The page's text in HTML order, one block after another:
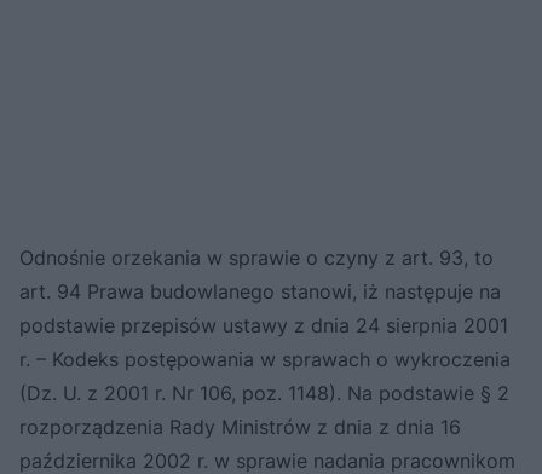
Odnośnie orzekania w sprawie o czyny z art. 93, to
art. 94 Prawa budowlanego stanowi, iż następuje na
podstawie przepisów ustawy z dnia 24 sierpnia 2001
r. – Kodeks postępowania w sprawach o wykroczenia
(Dz. U. z 2001 r. Nr 106, poz. 1148). Na podstawie § 2
rozporządzenia Rady Ministrów z dnia z dnia 16
października 2002 r. w sprawie nadania pracownikom